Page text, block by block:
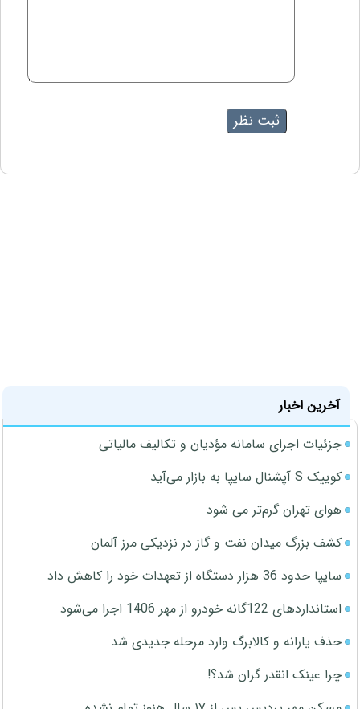
آخرین اخبار
جزئیات اجرای سامانه مؤدیان و تکالیف مالیاتی
کوییک S آپشنال سایپا به بازار می‌آید
هوای تهران گرم‌تر می شود
کشف بزرگ میدان نفت و گاز در نزدیکی مرز آلمان
سایپا حدود 36 هزار دستگاه از تعهدات خود را کاهش داد
استانداردهای 122گانه خودرو از مهر 1406 اجرا می‌شود
حذف یارانه و کالابرگ وارد مرحله جدیدی شد
چرا عینک انقدر گران شد؟!